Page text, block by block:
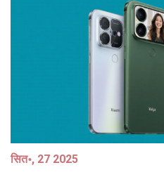
सित॰, 27 2025